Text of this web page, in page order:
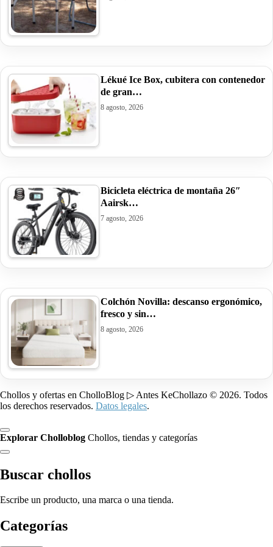
Lékué Ice Box, cubitera con contenedor
de gran…
8 agosto, 2026
Bicicleta eléctrica de montaña 26″
Aairsk…
7 agosto, 2026
Colchón Novilla: descanso ergonómico,
fresco y sin…
8 agosto, 2026
Chollos y ofertas en CholloBlog ▷ Antes KeChollazo © 2026. Todos
los derechos reservados. Datos legales.
Explorar Cholloblog Chollos, tiendas y categorías
Buscar chollos
Escribe un producto, una marca o una tienda.
Categorías